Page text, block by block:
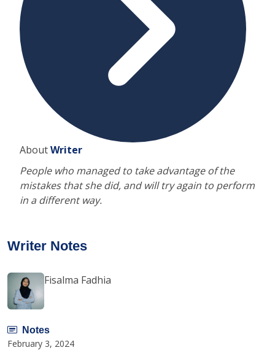
AboutWriter
People who managed to take advantage of the
mistakes that she did, and will try again to perform
in a different way.
Writer Notes
Fisalma Fadhia
Notes
February 3, 2024